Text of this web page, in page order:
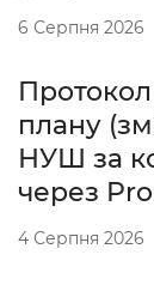
6 Серпня 2026
плану
НУШ за
через
4 Серпня 2026